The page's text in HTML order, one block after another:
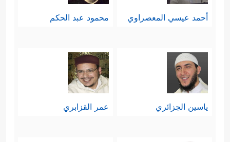
أحمد عيسي المعصراوي محمود عبد الحكم
ياسين الجزائري عمر القزابري